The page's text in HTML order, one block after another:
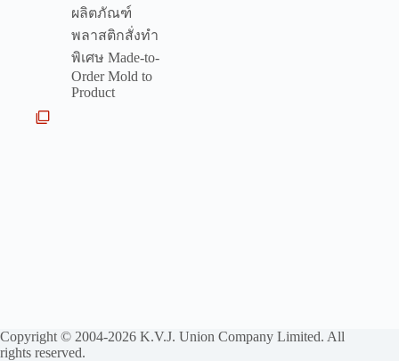
ผลิตภัณฑ์
พลาสติกสั่งทำ
พิเศษ Made-to-
Order Mold to
Product
Copyright © 2004-2026 K.V.J. Union Company Limited. All
rights reserved.